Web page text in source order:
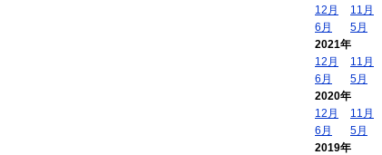
12月
11月
6月
5月
2021年
12月
11月
6月
5月
2020年
12月
11月
6月
5月
2019年